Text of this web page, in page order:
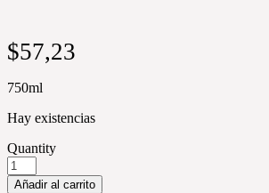
$57,23
750ml
Hay existencias
Quantity
Añadir al carrito